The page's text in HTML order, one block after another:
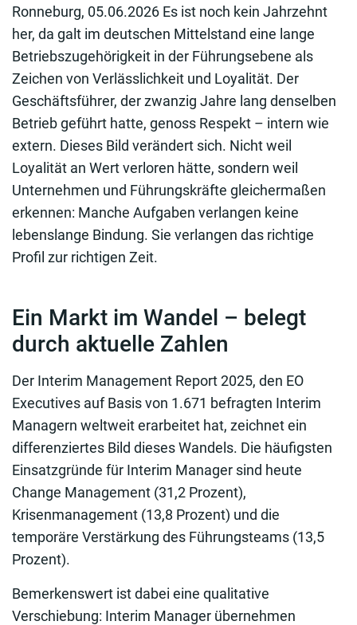
Ronneburg, 05.06.2026 Es ist noch kein Jahrzehnt
her, da galt im deutschen Mittelstand eine lange
Betriebszugehörigkeit in der Führungsebene als
Zeichen von Verlässlichkeit und Loyalität. Der
Geschäftsführer, der zwanzig Jahre lang denselben
Betrieb geführt hatte, genoss Respekt – intern wie
extern. Dieses Bild verändert sich. Nicht weil
Loyalität an Wert verloren hätte, sondern weil
Unternehmen und Führungskräfte gleichermaßen
erkennen: Manche Aufgaben verlangen keine
lebenslange Bindung. Sie verlangen das richtige
Profil zur richtigen Zeit.
Ein Markt im Wandel – belegt
durch aktuelle Zahlen
Der Interim Management Report 2025, den EO
Executives auf Basis von 1.671 befragten Interim
Managern weltweit erarbeitet hat, zeichnet ein
differenziertes Bild dieses Wandels. Die häufigsten
Einsatzgründe für Interim Manager sind heute
Change Management (31,2 Prozent),
Krisenmanagement (13,8 Prozent) und die
temporäre Verstärkung des Führungsteams (13,5
Prozent).
Bemerkenswert ist dabei eine qualitative
Verschiebung: Interim Manager übernehmen